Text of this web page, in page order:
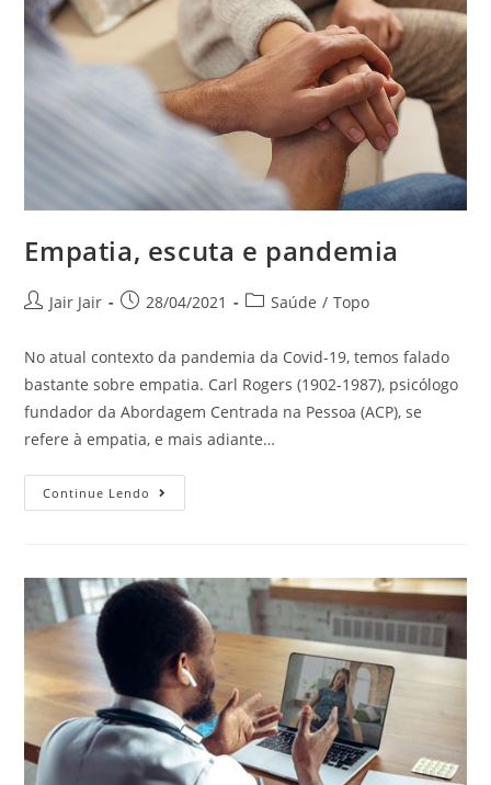
Empatia, escuta e pandemia
Jair Jair 28/04/2021 Saúde / Topo
No atual contexto da pandemia da Covid-19, temos falado
bastante sobre empatia. Carl Rogers (1902-1987), psicólogo
fundador da Abordagem Centrada na Pessoa (ACP), se
refere à empatia, e mais adiante…
Continue Lendo